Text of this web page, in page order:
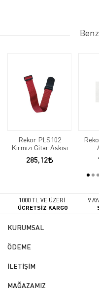
Rekor PLS102
Kırmızı Gitar Askısı
285,12
1000 TL VE ÜZERİ
-ÜCRETSİZ KARGO
9
KURUMSAL
ÖDEME
İLETİŞİM
MAĞAZAMIZ